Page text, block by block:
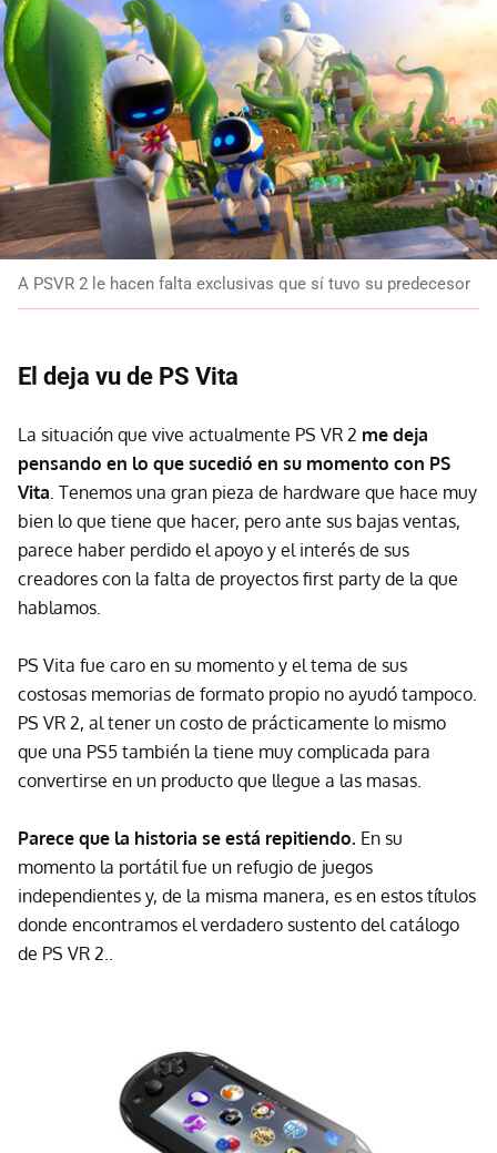
A PSVR 2 le hacen falta exclusivas que sí tuvo su predecesor
El deja vu de PS Vita
La situación que vive actualmente PS VR 2 me deja
pensando en lo que sucedió en su momento con PS
Vita. Tenemos una gran pieza de hardware que hace muy
bien lo que tiene que hacer, pero ante sus bajas ventas,
parece haber perdido el apoyo y el interés de sus
creadores con la falta de proyectos first party de la que
hablamos.
PS Vita fue caro en su momento y el tema de sus
costosas memorias de formato propio no ayudó tampoco.
PS VR 2, al tener un costo de prácticamente lo mismo
que una PS5 también la tiene muy complicada para
convertirse en un producto que llegue a las masas.
Parece que la historia se está repitiendo. En su
momento la portátil fue un refugio de juegos
independientes y, de la misma manera, es en estos títulos
donde encontramos el verdadero sustento del catálogo
de PS VR 2..